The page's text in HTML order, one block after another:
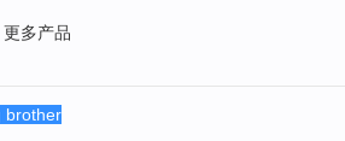
更多产品